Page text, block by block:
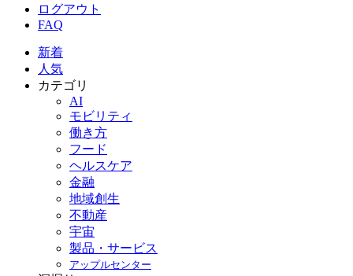
ログアウト
FAQ
新着
人気
カテゴリ
AI
モビリティ
働き方
フード
ヘルスケア
金融
地域創生
不動産
宇宙
製品・サービス
アップルセンター